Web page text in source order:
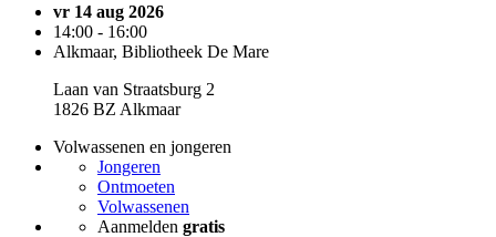
vr 14 aug 2026
14:00 - 16:00
Alkmaar, Bibliotheek De Mare
Laan van Straatsburg 2
1826 BZ Alkmaar
Volwassenen en jongeren
Jongeren
Ontmoeten
Volwassenen
Aanmelden gratis